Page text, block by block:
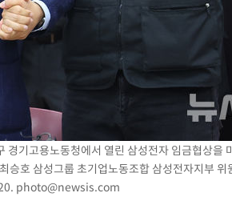
서 두차
기고용노동청에서 열린 삼성전자 임금협상을
호 삼성그룹 초기업노동조합 삼성전자지부 위
photo@newsis.com